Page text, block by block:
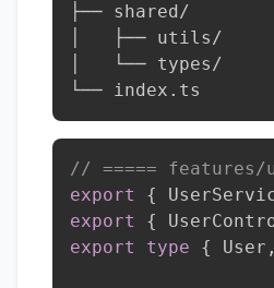
├── shared/
│   ├── utils/
│   └── types/
└──
// ===== features/
export
{
export
{
export
type { User ,